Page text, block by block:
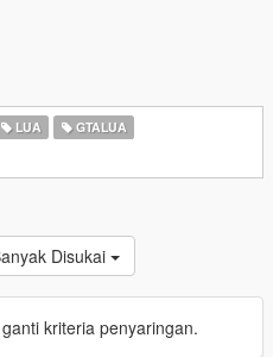
LUA
GTALUA
Disukai
kriteria penyaringan.